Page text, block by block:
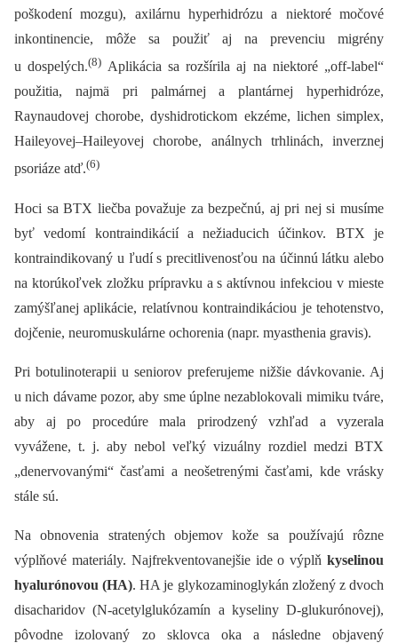
poškodení mozgu), axilárnu hyperhidrózu a niektoré močové
inkontinencie, môže sa použiť aj na prevenciu migrény
u dospelých.(8) Aplikácia sa rozšírila aj na niektoré „off-label“
použitia, najmä pri palmárnej a plantárnej hyperhidróze,
Raynaudovej chorobe, dyshidrotickom ekzéme, lichen simplex,
Haileyovej–Haileyovej chorobe, análnych trhlinách, inverznej
psoriáze atď.(6)
Hoci sa BTX liečba považuje za bezpečnú, aj pri nej si musíme
byť vedomí kontraindikácií a nežiaducich účinkov. BTX je
kontraindikovaný u ľudí s precitlivenosťou na účinnú látku alebo
na ktorúkoľvek zložku prípravku a s aktívnou infekciou v mieste
zamýšľanej aplikácie, relatívnou kontraindikáciou je tehotenstvo,
dojčenie, neuromuskulárne ochorenia (napr. myasthenia gravis).
Pri botulinoterapii u seniorov preferujeme nižšie dávkovanie. Aj
u nich dávame pozor, aby sme úplne nezablokovali mimiku tváre,
aby aj po procedúre mala prirodzený vzhľad a vyzerala
vyvážene, t. j. aby nebol veľký vizuálny rozdiel medzi BTX
„denervovanými“ časťami a neošetrenými časťami, kde vrásky
stále sú.
Na obnovenia stratených objemov kože sa používajú rôzne
výplňové materiály. Najfrekventovanejšie ide o výplň kyselinou
hyalurónovou (HA). HA je glykozaminoglykán zložený z dvoch
disacharidov (N-acetylglukózamín a kyseliny D-glukurónovej),
pôvodne izolovaný zo sklovca oka a následne objavený